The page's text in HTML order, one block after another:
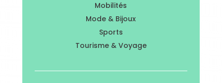
Mobilités
Mode & Bijoux
Sports
Tourisme & Voyage